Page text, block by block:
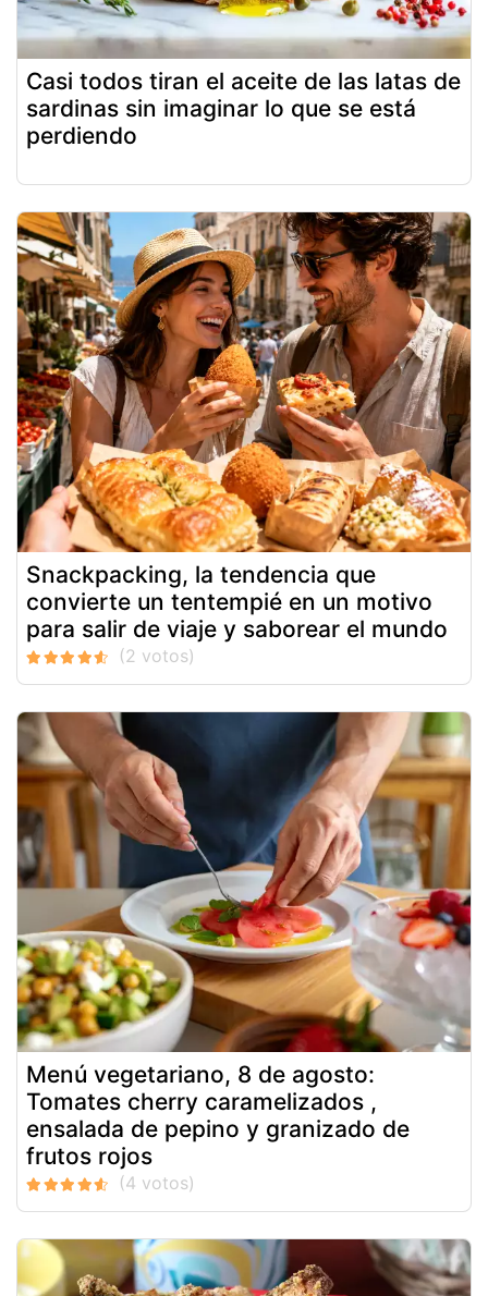
Casi todos tiran el aceite de las latas de
sardinas sin imaginar lo que se está
perdiendo
Snackpacking, la tendencia que
convierte un tentempié en un motivo
para salir de viaje y saborear el mundo
Menú vegetariano, 8 de agosto:
Tomates cherry caramelizados ,
ensalada de pepino y granizado de
frutos rojos